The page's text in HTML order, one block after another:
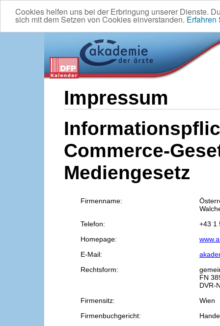
Cookies helfen uns bei der Erbringung unserer Dienste.
sich mit dem Setzen von Cookies einverstanden. Erfahren
Impressum
Commerce-
Mediengesetz
Firmenname:
Telefon:
+43 1
Homepage:
E-Mail:
Rechtsform:
FN
DVR-
Firmensitz:
Wien
Firmenbuchgericht: